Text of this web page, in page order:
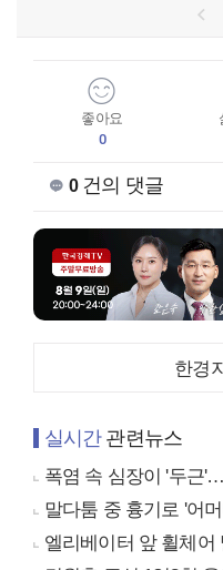
좋아요
0
0건의 댓글
한경
실시간관련뉴스
폭염 속 심장이 '두근
말다툼 중 흉기로 '어
엘리베이터 앞 휠체